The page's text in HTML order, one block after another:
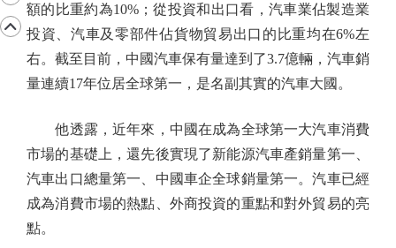
額的比重約為10%；從投資和出口看，汽車業佔製造業
投資、汽車及零部件佔貨物貿易出口的比重均在6%左
右。截至目前，中國汽車保有量達到了3.7億輛，汽車銷
量連續17年位居全球第一，是名副其實的汽車大國。
他透露，近年來，中國在成為全球第一大汽車消費
市場的基礎上，還先後實現了新能源汽車產銷量第一、
汽車出口總量第一、中國車企全球銷量第一。汽車已經
成為消費市場的熱點、外商投資的重點和對外貿易的亮
點。